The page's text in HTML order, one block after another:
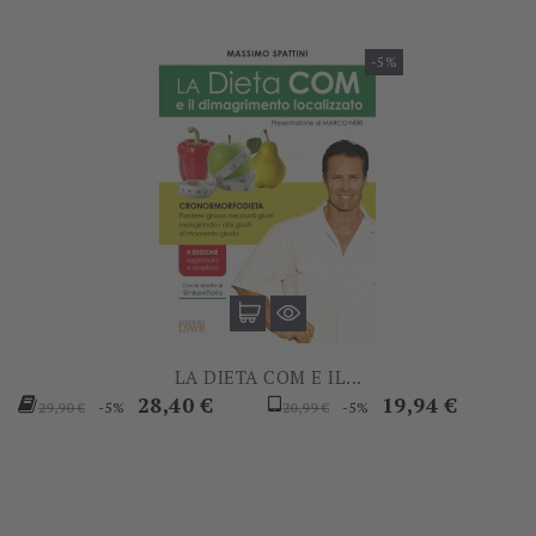
-5%
LA DIETA COM E IL...
Prezzo
29,90 € -5% Prezzo
28,40 €
Prezzo
20,99 € -5% Prezzo
19,94 €